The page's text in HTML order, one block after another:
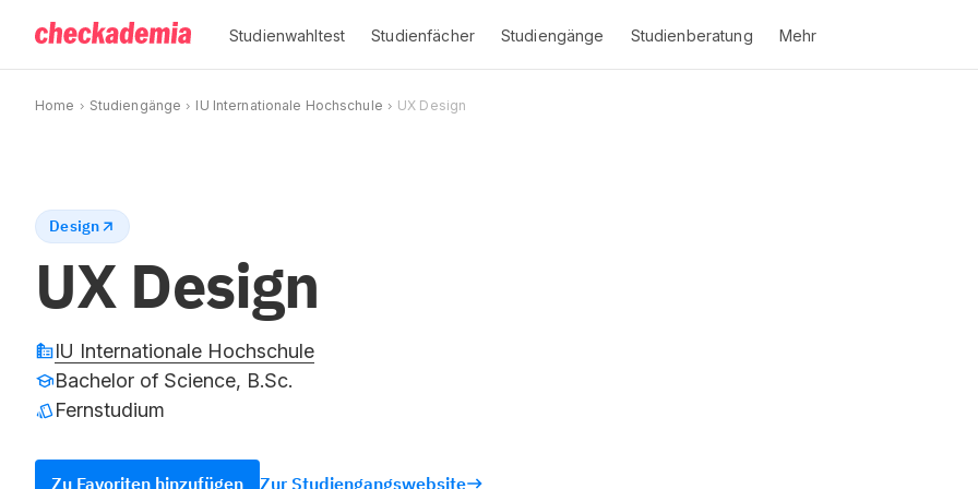
Studienwahltest Studienfächer Studiengänge Studienberatung Mehr
Home Studiengänge IU Internationale Hochschule UX Design
Design
UX Design
IU Internationale Hochschule
Bachelor of Science, B.Sc.
Fernstudium
Zu Favoriten hinzufügen Zur Studiengangswebsite